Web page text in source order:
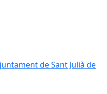
de Sant Julià de